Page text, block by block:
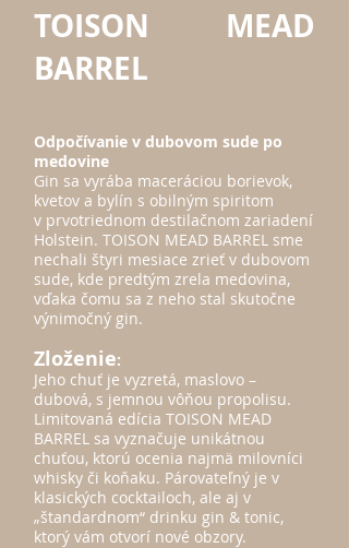
TOISON MEAD
BARREL
Odpočívanie v dubovom sude po
medovine
Gin sa vyrába maceráciou borievok,
kvetov a bylín s obilným spiritom
v prvotriednom destilačnom zariadení
Holstein. TOISON MEAD BARREL sme
nechali štyri mesiace zrieť v dubovom
sude, kde predtým zrela medovina,
vďaka čomu sa z neho stal skutočne
výnimočný gin.
Zloženie:
Jeho chuť je vyzretá, maslovo –
dubová, s jemnou vôňou propolisu.
Limitovaná edícia TOISON MEAD
BARREL sa vyznačuje unikátnou
chuťou, ktorú ocenia najmä milovníci
whisky či koňaku. Párovateľný je v
klasických cocktailoch, ale aj v
„štandardnom“ drinku gin & tonic,
ktorý vám otvorí nové obzory.